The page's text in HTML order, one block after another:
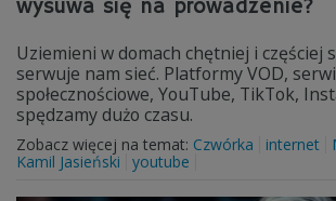
wysuwa się na prowadzenie?
Uziemieni w domach chętniej i częściej
serwuje nam sieć. Platformy VOD,
społecznościowe, YouTube, TikTok,
spędzamy dużo czasu.
Zobacz więcej na temat: Czwórka internet
Kamil Jasieński
youtube